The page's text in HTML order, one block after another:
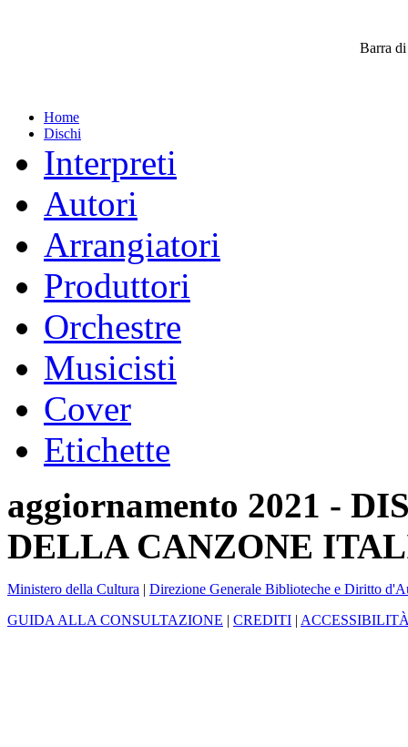
Barra
Home
Dischi
Interpreti
Autori
Arrangiatori
Produttori
Orchestre
Musicisti
Cover
Etichette
aggiornamento 2021 -
DELLA CANZONE
Ministero della Cultura | Direzione Generale Biblioteche e Diritto
GUIDA ALLA CONSULTAZIONE | CREDITI |